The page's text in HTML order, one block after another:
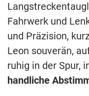
Fahrwerk und
und Präzision,
Leon souverän,
ruhig in der Spur,
handliche